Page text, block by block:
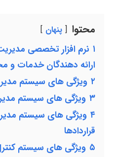
محتوا پنهان
۱ نرم افزار تخصصی
ارائه دهندگان خدمات و
۲ ویژگی های سیستم
۳ ویژگی های سیستم
۴ ویژگی های سیستم
قراردادها
۵ ویژگی های سیستم